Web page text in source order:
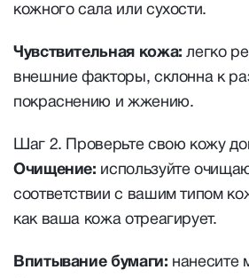
кожного сала или сухости.
Чувствительная кожа: легко
внешние факторы, склонна к
покраснению и жжению.
Шаг 2. Проверьте свою кожу
Очищение: используйте
соответствии с вашим типом
как ваша кожа отреагирует.
Впитывание бумаги: нанесите